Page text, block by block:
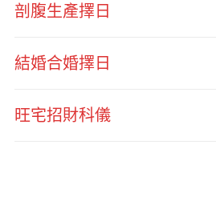
剖腹生產擇日
結婚合婚擇日
旺宅招財科儀